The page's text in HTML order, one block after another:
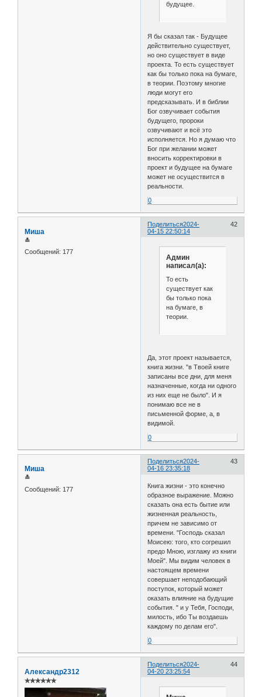
будущее.
Я бы сказал так - Будущее
действительно существует,
но оно существует в виде
проекта. То есть существует
как бы только пока на бумаге,
в теории. Поэтому многие
люди могут его
предсказывать. И в библии
Бог озвучивает события
будущего, пророки
озвучивают и всё это
исполняется. Но я думаю что
Бог при желании может
вносить корректировки в
проект и будущее на бумаге
может не осуществится в
реальности.
0
Поделиться 42
2024-
04-15 22:50:14
Миша
≛
Сообщений: 177
Админ
написал(а):
То есть
существует как
бы только пока
на бумаге, в
теории.
Да, этот проект называется,
книга жизни. "в Твоей книге
записаны все дни, для меня
назначенные, когда ни одного
из них еще не было". И я
понимаю все не в
письменной форме, а, в
видимой.
0
Поделиться 43
2024-
04-16 23:35:18
Миша
≛
Сообщений: 177
Книга жизни - это конечно
образное выражение. Можно
сказать она есть бытие или
жизненная реальность,
причем не зависимо от
времени. "Господь сказал
Моисею: того, кто согрешил
предо Мною, изглажу из книги
Моей". Мы видим человек в
настоящем времени
совершает неподобающий
поступок, который может
оказать влияние на будущие
события. " и у Тебя, Господи,
милость, ибо Ты воздаешь
каждому по делам его".
0
Поделиться 44
2024-
04-20 23:25:54
Александр2312
✯✯✯✯✯✯